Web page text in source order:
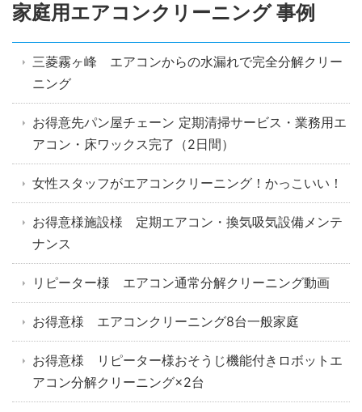
家庭用エアコンクリーニング 事例
三菱霧ヶ峰 エアコンからの水漏れで完全分解クリー
ニング
お得意先パン屋チェーン 定期清掃サービス・業務用エ
アコン・床ワックス完了（2日間）
女性スタッフがエアコンクリーニング！かっこいい！
お得意様施設様 定期エアコン・換気吸気設備メンテ
ナンス
リピーター様 エアコン通常分解クリーニング動画
お得意様 エアコンクリーニング8台一般家庭
お得意様 リピーター様おそうじ機能付きロボットエ
アコン分解クリーニング×2台